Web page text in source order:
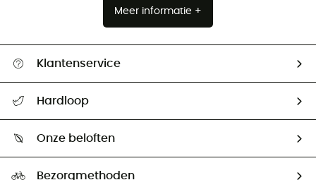
Meer informatie +
Klantenservice
Retourzendingen & Terugbetalingen
Hardloop
Ambassadeurs
Onze beloften
Bezorgmethoden